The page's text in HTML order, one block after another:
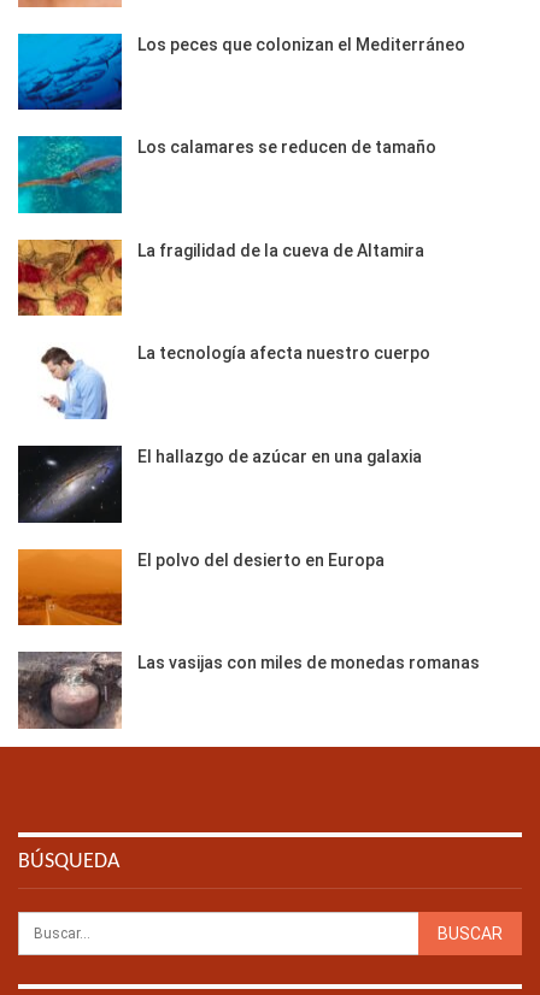
Los peces que colonizan el Mediterráneo
Los calamares se reducen de tamaño
La fragilidad de la cueva de Altamira
La tecnología afecta nuestro cuerpo
El hallazgo de azúcar en una galaxia
El polvo del desierto en Europa
Las vasijas con miles de monedas romanas
BÚSQUEDA